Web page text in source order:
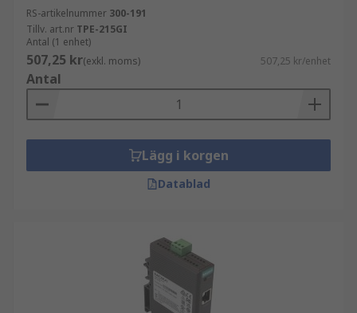
RS-artikelnummer 300-191
Tillv. art.nr TPE-215GI
Antal (1 enhet)
507,25 kr(exkl. moms) 507,25 kr/enhet
Antal
Lägg i korgen
Datablad